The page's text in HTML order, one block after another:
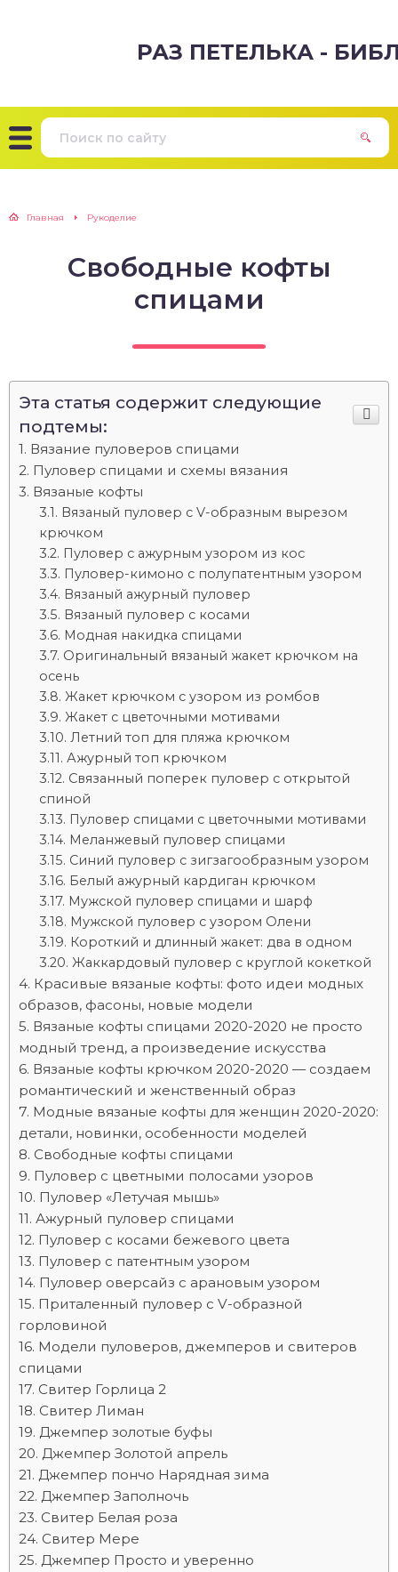
РАЗ ПЕТЕЛЬКА -
Главная Рукоделие
Свободные кофты
спицами
Эта статья содержит следующие
подтемы:
Вязание пуловеров спицами
Пуловер спицами и схемы вязания
Вязаные кофты
Вязаный пуловер с V-образным вырезом
крючком
Пуловер с ажурным узором из кос
Пуловер-кимоно с полупатентным узором
Вязаный ажурный пуловер
Вязаный пуловер с косами
Модная накидка спицами
Оригинальный вязаный жакет крючком на
осень
Жакет крючком с узором из ромбов
Жакет с цветочными мотивами
Летний топ для пляжа крючком
Ажурный топ крючком
Связанный поперек пуловер с открытой
спиной
Пуловер спицами с цветочными мотивами
Меланжевый пуловер спицами
Синий пуловер с зигзагообразным узором
Белый ажурный кардиган крючком
Мужской пуловер спицами и шарф
Мужской пуловер с узором Олени
Короткий и длинный жакет: два в одном
Жаккардовый пуловер с круглой кокеткой
Красивые вязаные кофты: фото идеи модных
образов, фасоны, новые модели
Вязаные кофты спицами 2020-2020 не просто
модный тренд, а произведение искусства
Вязаные кофты крючком 2020-2020 — создаем
романтический и женственный образ
Модные вязаные кофты для женщин 2020-2020:
детали, новинки, особенности моделей
Свободные кофты спицами
Пуловер с цветными полосами узоров
Пуловер «Летучая мышь»
Ажурный пуловер спицами
Пуловер с косами бежевого цвета
Пуловер с патентным узором
Пуловер оверсайз с арановым узором
Приталенный пуловер с V-образной
горловиной
Модели пуловеров, джемперов и свитеров
спицами
Свитер Горлица 2
Свитер Лиман
Джемпер золотые буфы
Джемпер Золотой апрель
Джемпер пончо Нарядная зима
Джемпер Заполночь
Свитер Белая роза
Свитер Мере
Джемпер Просто и уверенно